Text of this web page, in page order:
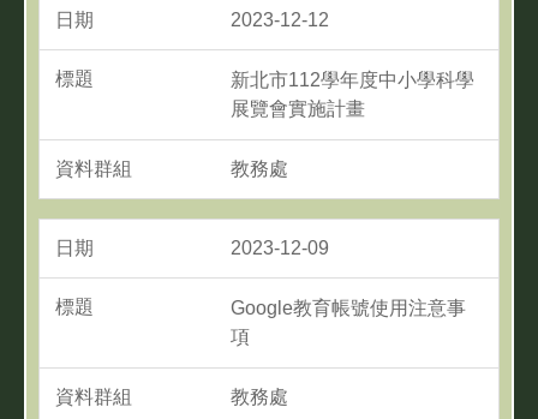
2023-12-12
新北市112學年度中小學科學
展覽會實施計畫
教務處
2023-12-09
Google教育帳號使用注意事
項
教務處